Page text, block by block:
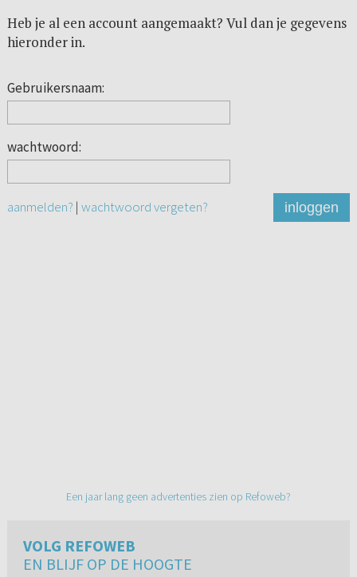
Heb je al een account aangemaakt? Vul dan je gegevens
hieronder in.
Gebruikersnaam:
wachtwoord:
aanmelden? | wachtwoord vergeten? inloggen
Een jaar lang geen advertenties zien op Refoweb?
VOLG REFOWEB
EN BLIJF OP DE HOOGTE